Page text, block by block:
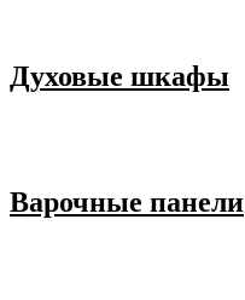
Духовые шкафы
Варочные панели